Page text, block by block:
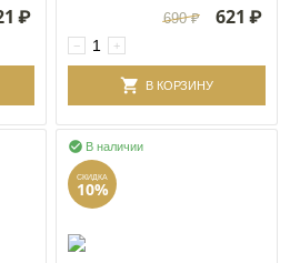
₽
+
−
690 ₽ 621 ₽
В КОРЗИНУ
В наличии

СКИДКА
10%